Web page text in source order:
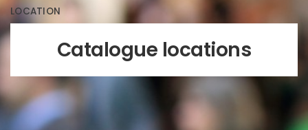
LOCATION
Catalogue locations